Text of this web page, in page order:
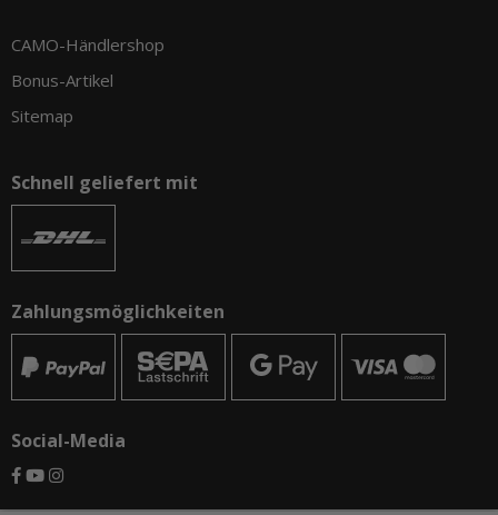
CAMO-Händlershop
Bonus-Artikel
Sitemap
Schnell geliefert mit
Zahlungsmöglichkeiten
Social-Media